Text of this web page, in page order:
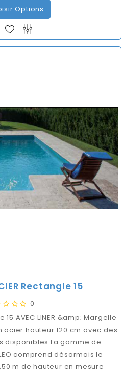
Options
Rectangle 15
0
15 AVEC LINER &amp; Margelle
acier hauteur 120 cm avec des
disponibles La gamme de
comprend désormais le
m de hauteur en mesure